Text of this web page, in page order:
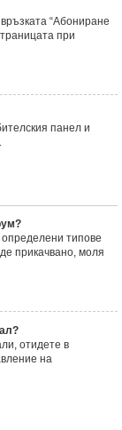
“Абониране
при
панел и
типове
прикачвано, моля
отидете в
на